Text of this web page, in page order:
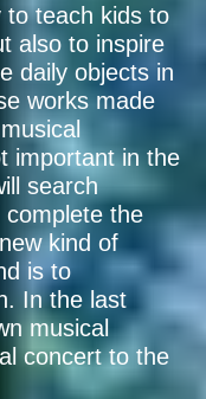
to teach kids to
also to inspire
daily objects in
works made
important in the
search
the
kind of
is to
In the last
musical
concert to the